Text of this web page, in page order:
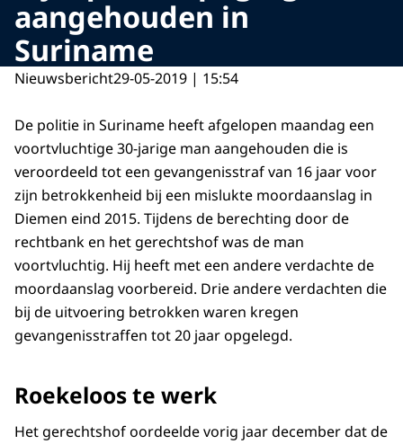
aangehouden in
Suriname
Nieuwsbericht29-05-2019 | 15:54
De politie in Suriname heeft afgelopen maandag een
voortvluchtige 30-jarige man aangehouden die is
veroordeeld tot een gevangenisstraf van 16 jaar voor
zijn betrokkenheid bij een mislukte moordaanslag in
Diemen eind 2015. Tijdens de berechting door de
rechtbank en het gerechtshof was de man
voortvluchtig. Hij heeft met een andere verdachte de
moordaanslag voorbereid. Drie andere verdachten die
bij de uitvoering betrokken waren kregen
gevangenisstraffen tot 20 jaar opgelegd.
Roekeloos te werk
Het gerechtshof oordeelde vorig jaar december dat de